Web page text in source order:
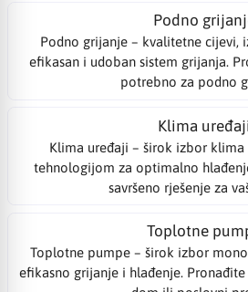
Podno
Podno grijanje – kvalitetne cijevi,
efikasan i udoban sistem grijanja.
potrebno za podno
Klima uređaji
Klima uređaji – širok izbor klima
tehnologijom za optimalno
savršeno rješenje za
Toplotne
Toplotne pumpe – širok izbor
efikasno grijanje i hlađenje.